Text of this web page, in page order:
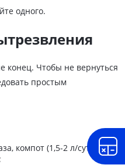
одного.
конец. Чтобы не вернуться
простым
компот (1,5-2 л/сутки),